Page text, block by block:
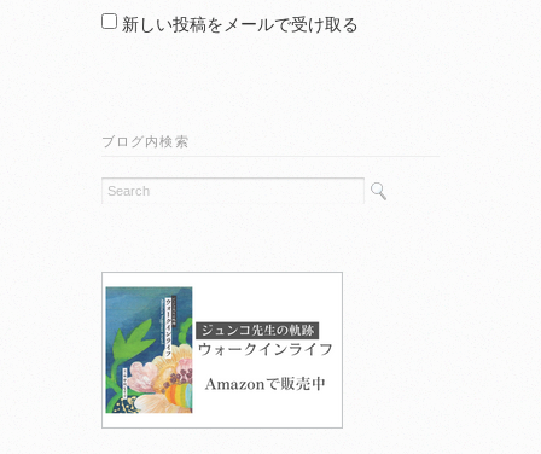
新しい投稿をメールで受け取る
ブログ内検索